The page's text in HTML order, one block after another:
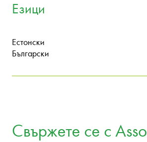
Езици
Естонски
Български
Свържете се с Asso